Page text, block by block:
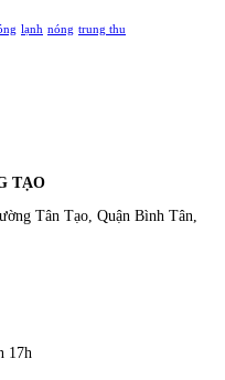
lạnh nóng trung thu
TẠO
Tân Tạo, Quận Bình Tân,
17h